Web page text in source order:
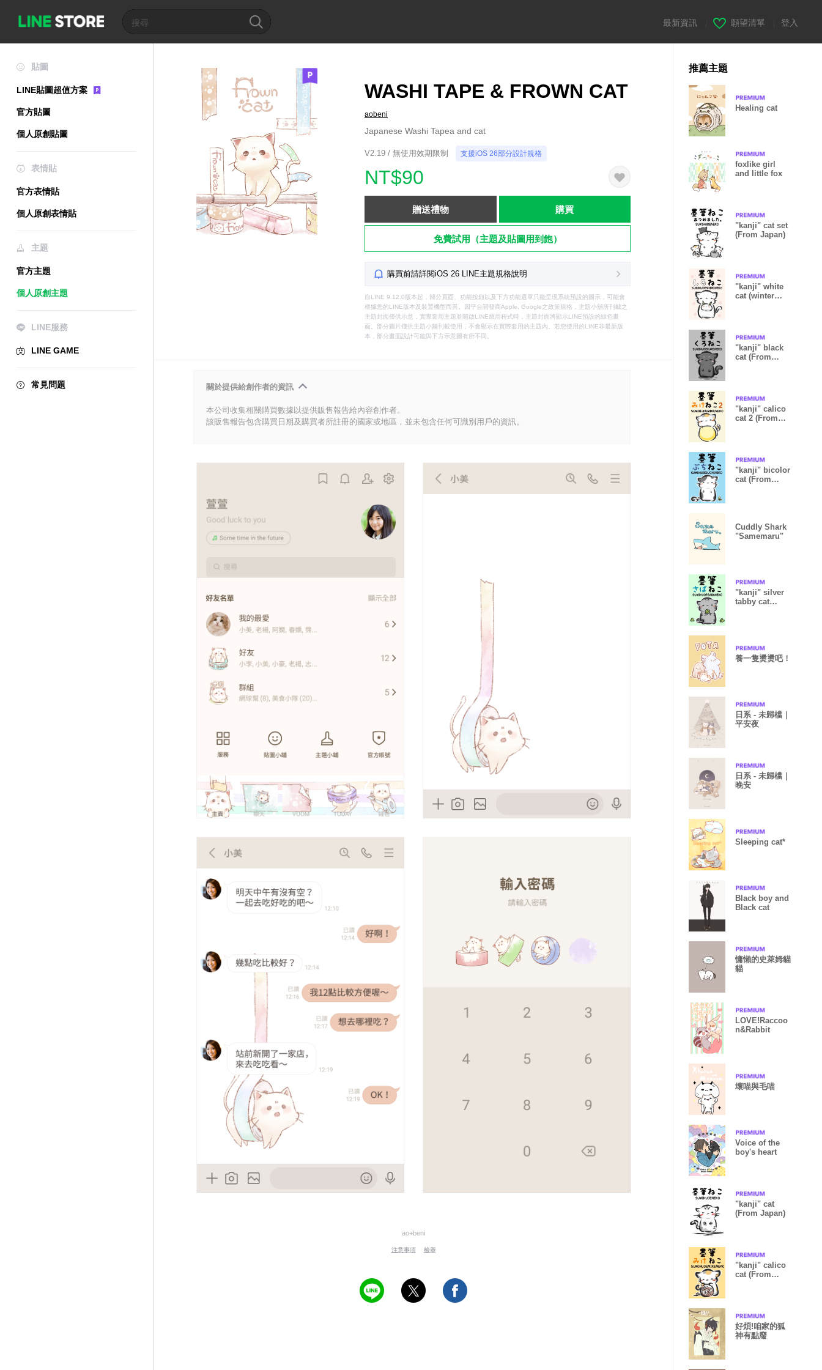
最新資訊 願望清單 登入
貼圖
LINE貼圖超值方案
官方貼圖
個人原創貼圖
表情貼
官方表情貼
個人原創表情貼
主題
官方主題
個人原創主題
LINE服務
LINE GAME
常見問題
WASHI TAPE & FROWN CAT
aobeni
Japanese Washi Tapea and cat
V2.19 / 無使用效期限制 支援iOS 26部分設計規格
NT$90
贈送禮物 購買
免費試用（主題及貼圖用到飽）
購買前請詳閱iOS 26 LINE主題規格說明
自LINE 9.12.0版本起，部分頁面、功能按鈕以及下方功能選單只能呈現系統預設的圖示，可能會
根據您的LINE版本及裝置機型而異。因平台開發商Apple, Google之政策規格，主題小舖所刊載之
主題封面僅供示意，實際套用主題並開啟LINE應用程式時，主題封面將顯示LINE預設的綠色畫
面。部分圖片僅供主題小舖刊載使用，不會顯示在實際套用的主題內。若您使用的LINE非最新版
本，部分畫面設計可能與下方示意圖有所不同。
關於提供給創作者的資訊
本公司收集相關購買數據以提供販售報告給內容創作者。
該販售報告包含購買日期及購買者所註冊的國家或地區，並未包含任何可識別用戶的資訊。
ao+beni
注意事項 檢舉
推薦主題
Healing cat
foxlike girl
and little fox
"kanji" cat set
(From Japan)
"kanji" white
cat (winter
"kanji" black
cat (From
"kanji" calico
cat 2 (From
"kanji" bicolor
cat (From
Cuddly Shark
"Samemaru"
"kanji" silver
tabby cat
養一隻燙燙吧！
日系 - 未歸檔｜
平安夜
日系 - 未歸檔｜
晚安
Sleeping cat*
Black boy and
Black cat
慵懶的史萊姆貓
貓
LOVE!Raccoo
n&Rabbit
壞喵與毛喵
Voice of the
boy's heart
"kanji" cat
(From Japan)
"kanji" calico
cat (From
好煩!咱家的狐
神有點廢